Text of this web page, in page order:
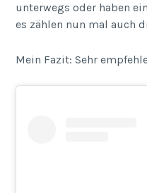
unterwegs oder haben
es zählen nun mal auch
Mein Fazit: Sehr